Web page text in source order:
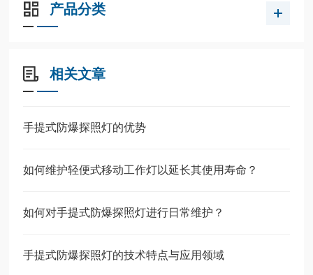
产品分类
相关文章
手提式防爆探照灯的优势
如何维护轻便式移动工作灯以延长其使用寿命？
如何对手提式防爆探照灯进行日常维护？
手提式防爆探照灯的技术特点与应用领域